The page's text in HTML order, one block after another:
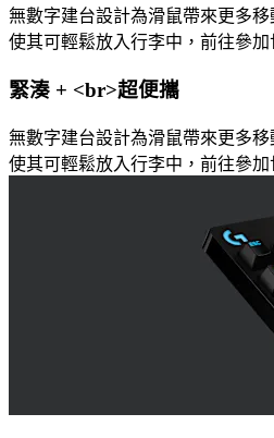
無數字建台設計為滑鼠帶來更多
使其可輕鬆放入行李中，前往參加
緊湊 + <br>超便攜
無數字建台設計為滑鼠帶來更多
使其可輕鬆放入行李中，前往參加